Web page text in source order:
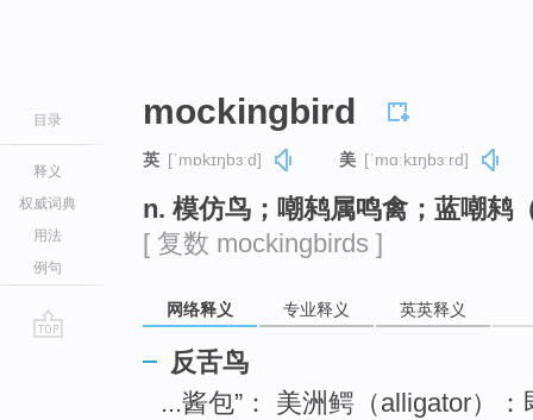
目录
释义
权威词典
用法
例句
mockingbird
英 [ˈmɒkɪŋbɜːd] 美 [ˈmɑːkɪŋbɜːrd]
n. 模仿鸟；嘲鸫属鸣禽；蓝嘲
[ 复数 mockingbirds ]
网络释义 专业释义 英英释义
反舌鸟
...酱包”： 美洲鳄（alligator）